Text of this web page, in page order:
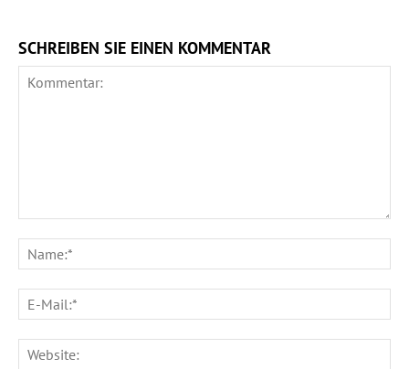
SCHREIBEN SIE EINEN KOMMENTAR